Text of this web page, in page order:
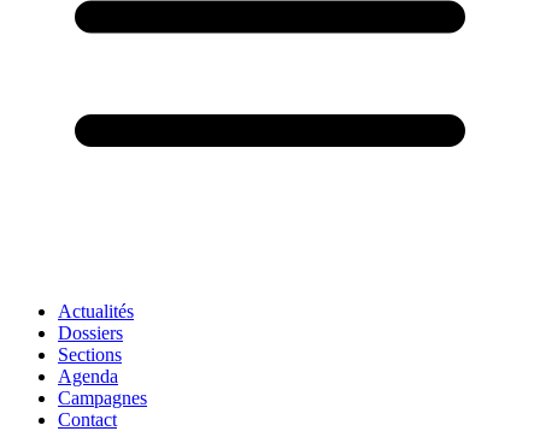
Actualités
Dossiers
Sections
Agenda
Campagnes
Contact